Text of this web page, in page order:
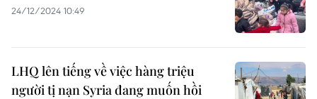
24/12/2024 10:49
LHQ lên tiếng về việc hàng triệu
người tị nạn Syria đang muốn hồi